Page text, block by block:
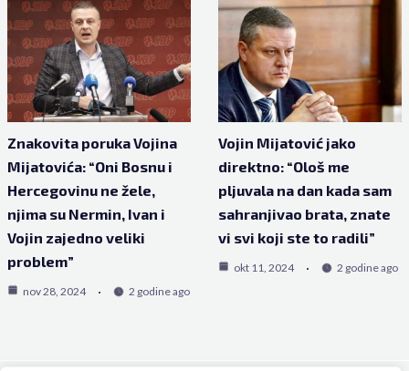
Znakovita poruka Vojina
Mijatovića: “Oni Bosnu i
Hercegovinu ne žele,
njima su Nermin, Ivan i
Vojin zajedno veliki
problem”
nov 28, 2024 2 godine ago
Vojin Mijatović jako
direktno: “Ološ me
pljuvala na dan kada sam
sahranjivao brata, znate
vi svi koji ste to radili”
okt 11, 2024 2 godine ago